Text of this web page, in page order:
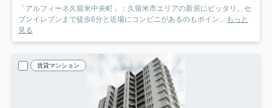
「アルフィーネ久留米中央町」：久留米市エリアの新居にピッタリ。セ
ブンイレブンまで徒歩6分と近場にコンビニがあるのもポイン... もっと
見る
賃貸マンション